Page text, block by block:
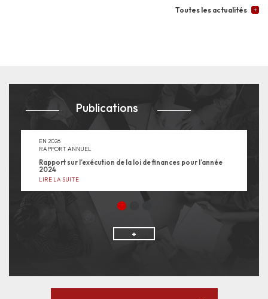
Toutes les actualités
Publications
EN 2026
RAPPORT ANNUEL
Rapport sur l’exécution de la loi de finances pour l’année
2024
LIRE LA SUITE
+